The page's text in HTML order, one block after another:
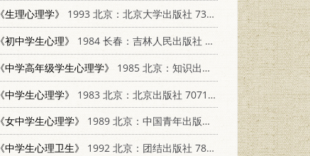
《生理心理学》
1993 北京：北京大学出版社 7301022042
《初中学生心理》
1984 长春：吉林人民出版社 2091·59
《中学高年级学生心理学》
1985 北京：知识出版社 2214·20
《中学生心理学》
1983 北京：北京出版社 7071·845
《女中学生心理学》
1989 北京：中国青年出版社 750060520X
《中学生心理卫生》
1992 北京：团结出版社 7800616053